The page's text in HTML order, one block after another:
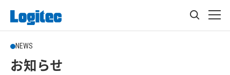
NEWS
お知らせ